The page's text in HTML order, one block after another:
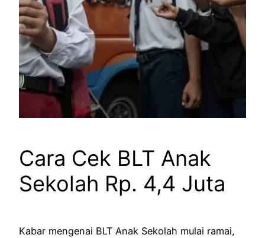
Cara Cek BLT Anak
Sekolah Rp. 4,4 Juta
Kabar mengenai BLT Anak Sekolah mulai ramai,